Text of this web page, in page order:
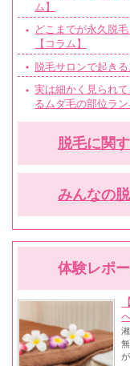
ム】
どこまでが永久脱
【コラム】
脱毛サロンで起き
実は細かく見られ
るムダ毛の部位ラン
脱毛に関
みんなの
体験レポ